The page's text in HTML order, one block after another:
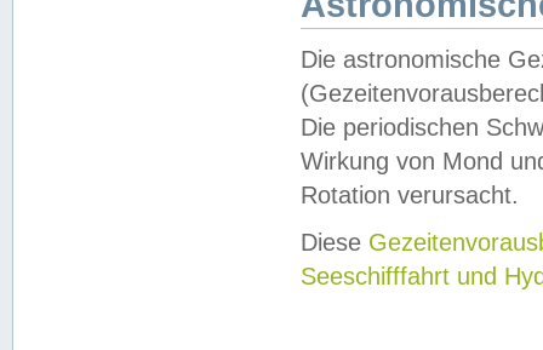
Die astronomische
Die periodischen
Wirkung von Mond
Rotation verursacht.
Diese
Seeschifffahrt und